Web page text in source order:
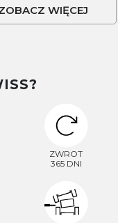
WIĘCEJ
ZWROT
365 DNI